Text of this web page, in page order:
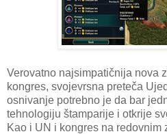
Verovatno najsimpatičnija nova
kongres, svojevrsna preteča
osnivanje potrebno je da bar
tehnologiju štamparije i otkrije
Kao i UN i kongres na redovnim